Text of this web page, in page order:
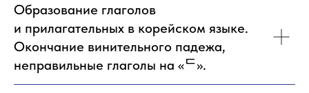
Образование глаголов
и прилагательных в корейском языке.
Окончание винительного падежа,
неправильные глаголы на «ᄃ».